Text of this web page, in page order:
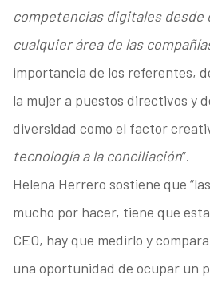
competencias digitales desde
cualquier área de las
importancia de los referentes,
la mujer a puestos directivos y
diversidad como el factor
tecnología a la conciliación”.
Helena Herrero sostiene que
mucho por hacer, tiene que
CEO, hay que medirlo y
una oportunidad de ocupar un